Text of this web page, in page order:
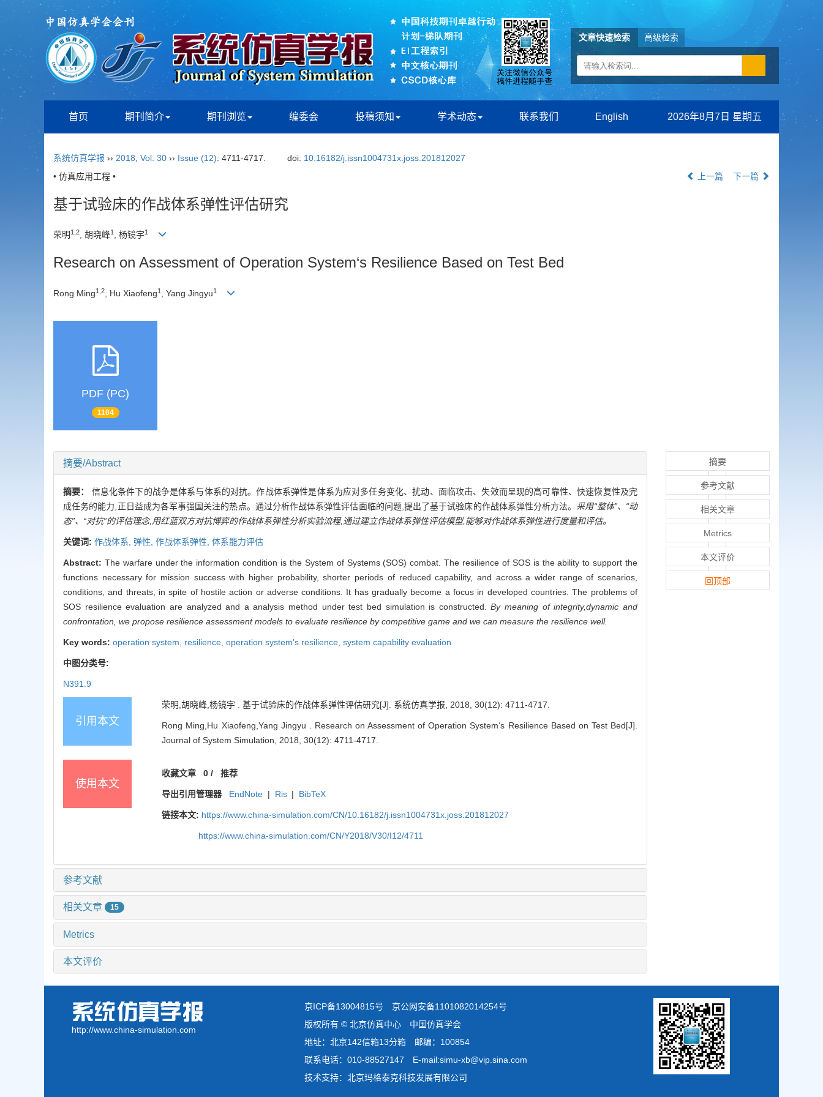
文章快速检索 高级检索
首页 期刊简介 期刊浏览 编委会 投稿须知 学术动态 联系我们 English 2026年8月7日 星期五
系统仿真学报 ›› 2018 Vol. 30 ›› Issue (12): 4711-4717. doi: 10.16182/j.issn1004731x.joss.201812027
• 仿真应用工程 •
上一篇 下一篇
基于试验床的作战体系弹性评估研究
荣明 1,2, 胡晓峰1 , 杨镜宇1
Research on Assessment of Operation System‘s Resilience Based on Test Bed
Rong Ming1,2 , Hu Xiaofeng1 , Yang Jingyu1
PDF (PC)
1104
摘要/Abstract
摘要： 信息化条件下的战争是体系与体系的对抗。作战体系弹性是体系为应对多任务变化、扰动、面临攻击、失效而呈现的高可靠性、快速恢复性及完
成任务的能力,正日益成为各军事强国关注的热点。通过分析作战体系弹性评估面临的问题,提出了基于试验床的作战体系弹性分析方法。 采用“整体”、“动
态”、“对抗”的评估理念,用红蓝双方对抗博弈的作战体系弹性分析实验流程,通过建立作战体系弹性评估模型,能够对作战体系弹性进行度量和评估。
关键词: 作战体系, 弹性, 作战体系弹性, 体系能力评估
Abstract: The warfare under the information condition is the System of Systems (SOS) combat. The resilience of SOS is the ability to support the
functions necessary for mission success with higher probability, shorter periods of reduced capability, and across a wider range of scenarios,
conditions, and threats, in spite of hostile action or adverse conditions. It has gradually become a focus in developed countries. The problems of
SOS resilience evaluation are analyzed and a analysis method under test bed simulation is constructed.By meaning of integrity,dynamic and
confrontation, we propose resilience assessment models to evaluate resilience by competitive game and we can measure the resilience well.
Key words: operation system, resilience, operation system's resilience, system capability evaluation
中图分类号:
N391.9
引用本文
荣明,胡晓峰,杨镜宇 . 基于试验床的作战体系弹性评估研究[J]. 系统仿真学报, 2018, 30(12): 4711-4717.
Rong Ming,Hu Xiaofeng,Yang Jingyu . Research on Assessment of Operation System‘s Resilience Based on Test Bed[J].
Journal of System Simulation, 2018, 30(12): 4711-4717.
使用本文
收藏文章 0 /推荐
导出引用管理器 EndNote | Ris | BibTeX
链接本文: https://www.china-simulation.com/CN/10.16182/j.issn1004731x.joss.201812027
https://www.china-simulation.com/CN/Y2018/V30/I12/4711
参考文献
相关文章 15
Metrics
本文评价
摘要
参考文献
相关文章
Metrics
本文评价
回顶部
http://www.china-simulation.com
京ICP备13004815号 京公网安备1101082014254号
版权所有 © 北京仿真中心 中国仿真学会
地址：北京142信箱13分箱 邮编：100854
联系电话：010-88527147 E-mail:simu-xb@vip.sina.com
技术支持：北京玛格泰克科技发展有限公司